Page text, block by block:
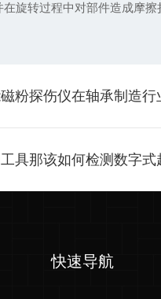
转过程中对部件造成摩擦
粉探伤仪在轴承制造行
具那该如何检测数字式
快速导航